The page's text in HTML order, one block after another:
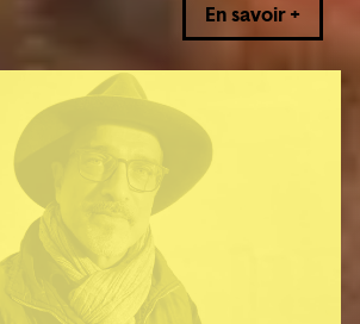
En savoir +